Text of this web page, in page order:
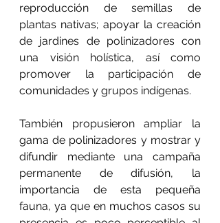
reproducción de semillas de
plantas nativas; apoyar la creación
de jardines de polinizadores con
una visión holística, así como
promover la participación de
comunidades y grupos indígenas.
También propusieron ampliar la
gama de polinizadores y mostrar y
difundir mediante una campaña
permanente de difusión, la
importancia de esta pequeña
fauna, ya que en muchos casos su